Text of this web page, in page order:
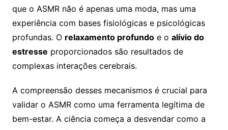
que o ASMR não é apenas uma moda, mas uma
experiência com bases fisiológicas e psicológicas
profundas. O relaxamento profundoe o alívio do
estresse proporcionados são resultados de
complexas interações cerebrais.
A compreensão desses mecanismos é crucial para
validar o ASMR como uma ferramenta legítima de
bem-estar. A ciência começa a desvendar como a